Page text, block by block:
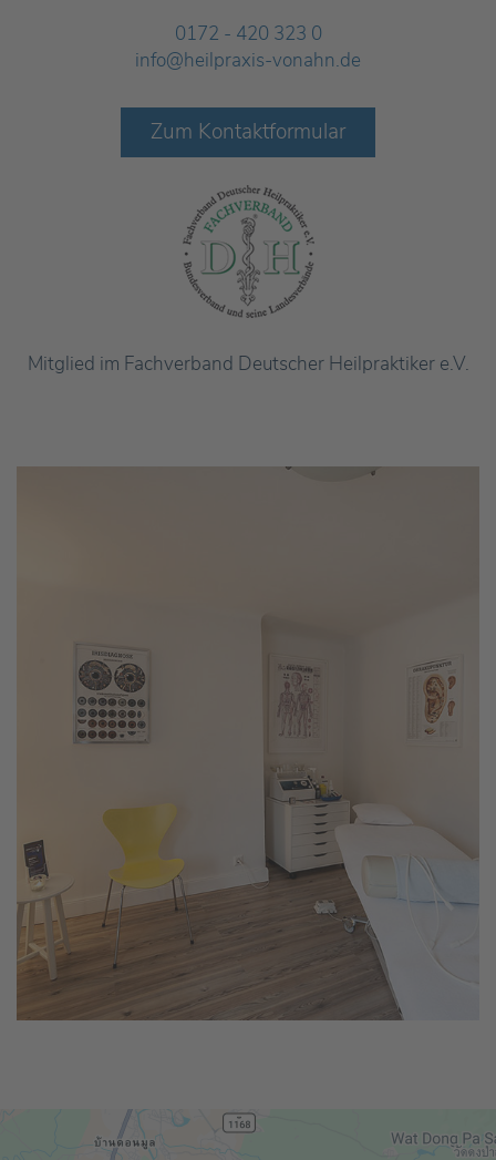
0172 - 420 323 0
info@heilpraxis-vonahn.de
Zum Kontaktformular
Mitglied im Fachverband Deutscher Heilpraktiker e.V.